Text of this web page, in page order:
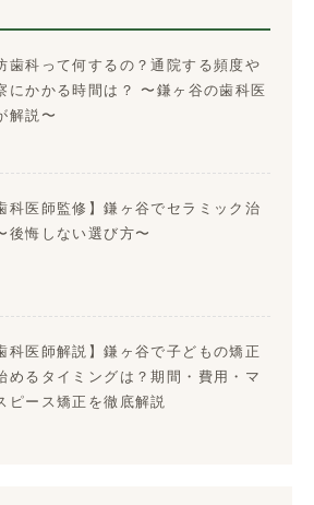
歯科って何するの？通院する頻度や
にかかる時間は？ 〜鎌ヶ谷の歯科医
解説〜
科医師監修】鎌ヶ谷でセラミック治
後悔しない選び方〜
科医師解説】鎌ヶ谷で子どもの矯正
めるタイミングは？期間・費用・マ
ピース矯正を徹底解説